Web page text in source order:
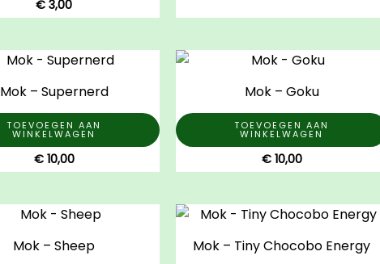
€ 3,00
Mok – Supernerd
TOEVOEGEN AAN
WINKELWAGEN
€10,00
Mok – Goku
TOEVOEGEN AAN
WINKELWAGEN
€10,00
Mok – Sheep Mok – Tiny Chocobo Energy